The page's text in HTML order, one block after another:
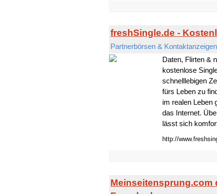
freshSingle.de -
Partnerbörsen & Kontaktanzeigen
Daten, Flirten &
kostenlose
schnelllebigen
fürs Leben zu
im realen Leben
das Internet.
lässt sich
http://
Meinseitensprung.com